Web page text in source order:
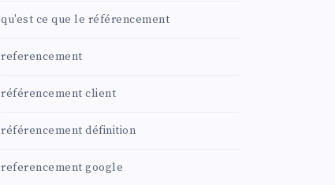
qu'est ce que le référencement
referencement
référencement client
référencement définition
referencement google